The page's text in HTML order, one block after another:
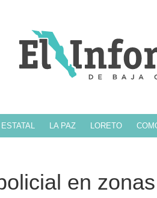
ESTATAL LA PAZ LORETO
en